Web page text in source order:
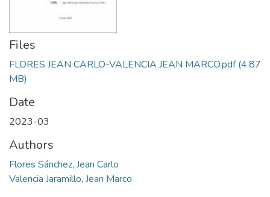
Files
FLORES JEAN CARLO-VALENCIA JEAN MARCO.pdf(4.87
MB)
Date
2023-03
Authors
Flores Sánchez, Jean Carlo
Valencia Jaramillo, Jean Marco